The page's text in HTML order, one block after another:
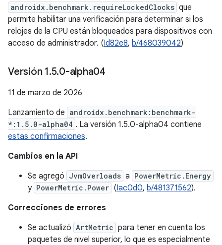
androidx.benchmark.requireLockedClocks que
permite habilitar una verificación para determinar si los
relojes de la CPU están bloqueados para dispositivos con
acceso de administrador. (Id82e8, b/468039042)
Versión 1.5.0-alpha04
11 de marzo de 2026
Lanzamiento de androidx.benchmark:benchmark-
*:1.5.0-alpha04 . La versión 1.5.0-alpha04 contiene
estas confirmaciones.
Cambios en la API
Se agregó JvmOverloads a PowerMetric.Energy
y PowerMetric.Power (Iac0d0, b/481371562).
Correcciones de errores
Se actualizó ArtMetric para tener en cuenta los
paquetes de nivel superior, lo que es especialmente